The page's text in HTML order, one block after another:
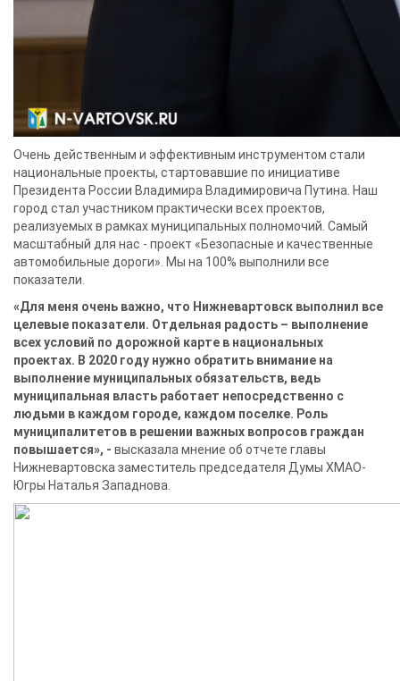
Очень действенным и эффективным инструментом стали
национальные проекты, стартовавшие по инициативе
Президента России Владимира Владимировича Путина. Наш
город стал участником практически всех проектов,
реализуемых в рамках муниципальных полномочий. Самый
масштабный для нас - проект «Безопасные и качественные
автомобильные дороги». Мы на 100% выполнили все
показатели.
«Для меня очень важно, что Нижневартовск выполнил все
целевые показатели. Отдельная радость – выполнение
всех условий по дорожной карте в национальных
проектах. В 2020 году нужно обратить внимание на
выполнение муниципальных обязательств, ведь
муниципальная власть работает непосредственно с
людьми в каждом городе, каждом поселке. Роль
муниципалитетов в решении важных вопросов граждан
повышается», - высказала мнение об отчете главы
Нижневартовска заместитель председателя Думы ХМАО-
Югры Наталья Западнова.